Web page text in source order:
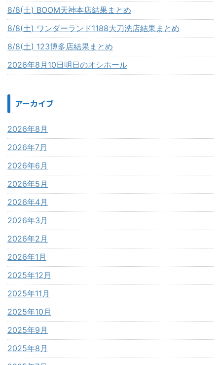
8/8(土) BOOM天神本店結果まとめ
8/8(土) ワンダーランド1188大刀洗店結果まとめ
8/8(土) 123博多店結果まとめ
2026年8月10日明日のオシホール
アーカイブ
2026年8月
2026年7月
2026年6月
2026年5月
2026年4月
2026年3月
2026年2月
2026年1月
2025年12月
2025年11月
2025年10月
2025年9月
2025年8月